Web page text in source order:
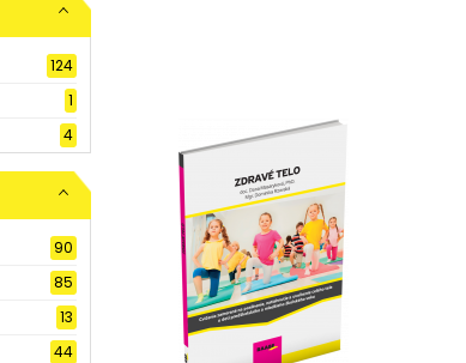
124
1
4
90
85
13
44